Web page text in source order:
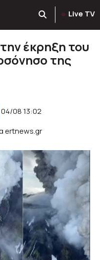
Live TV
έκρηξη του
της
04/08 13:02
ertnews.gr